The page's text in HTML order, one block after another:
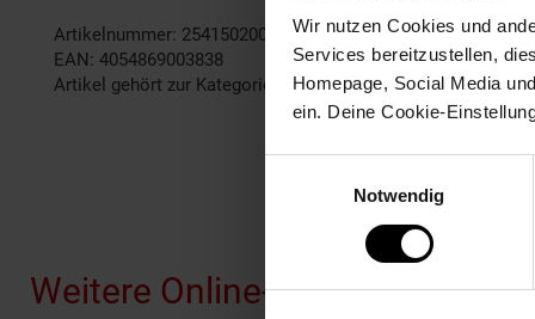
Wir nutzen Cookies und
Services bereitzustellen,
Homepage, Social Media
ein. Deine Cookie-
Notwendig
Artikelnummer: 2541502000
EAN: 4054869003838
Artikel gehört zur Kategorie:
Trachtenhüte
Weitere Online-Angebote